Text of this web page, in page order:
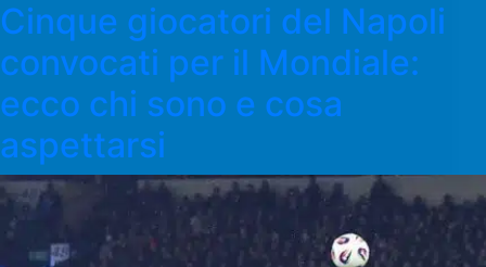
Cinque giocatori del Napoli
convocati per il Mondiale:
ecco chi sono e cosa
aspettarsi